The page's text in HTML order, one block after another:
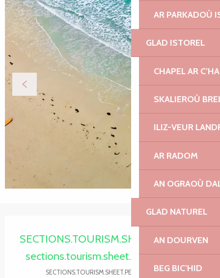
AR PARKADOÙ
GLAD ISTOREL
CHAPEL AR
SKALIEROÙ
ILIZ-VEUR
AR RADOM
AN OGRAOÙ
GLAD NATUREL
AN DOURVEN
BEG BIC’HID
sections.tourism.sheet.periods.today
SECTIONS.TOURISM.SHEET.PERIODS.DETAILS